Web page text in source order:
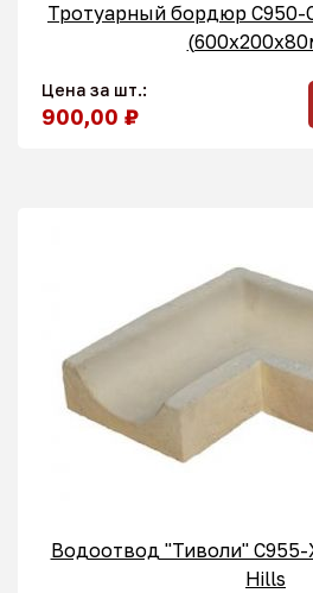
Тротуарный бордюр С950-
Цена за шт.:
900,00 ₽
Водоотвод "Тиволи" С955-
Hills